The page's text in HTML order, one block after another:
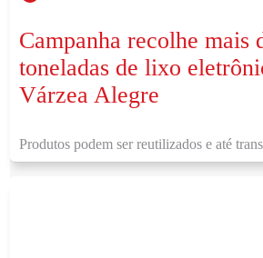
Campanha recolhe mais
toneladas de lixo
Várzea Alegre
Produtos podem ser reutilizados e até